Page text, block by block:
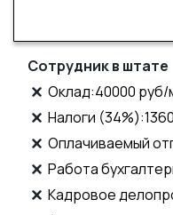
Сотрудник в штате
Оклад:40000
Налоги
Оплачиваемый
Работа
Кадровое